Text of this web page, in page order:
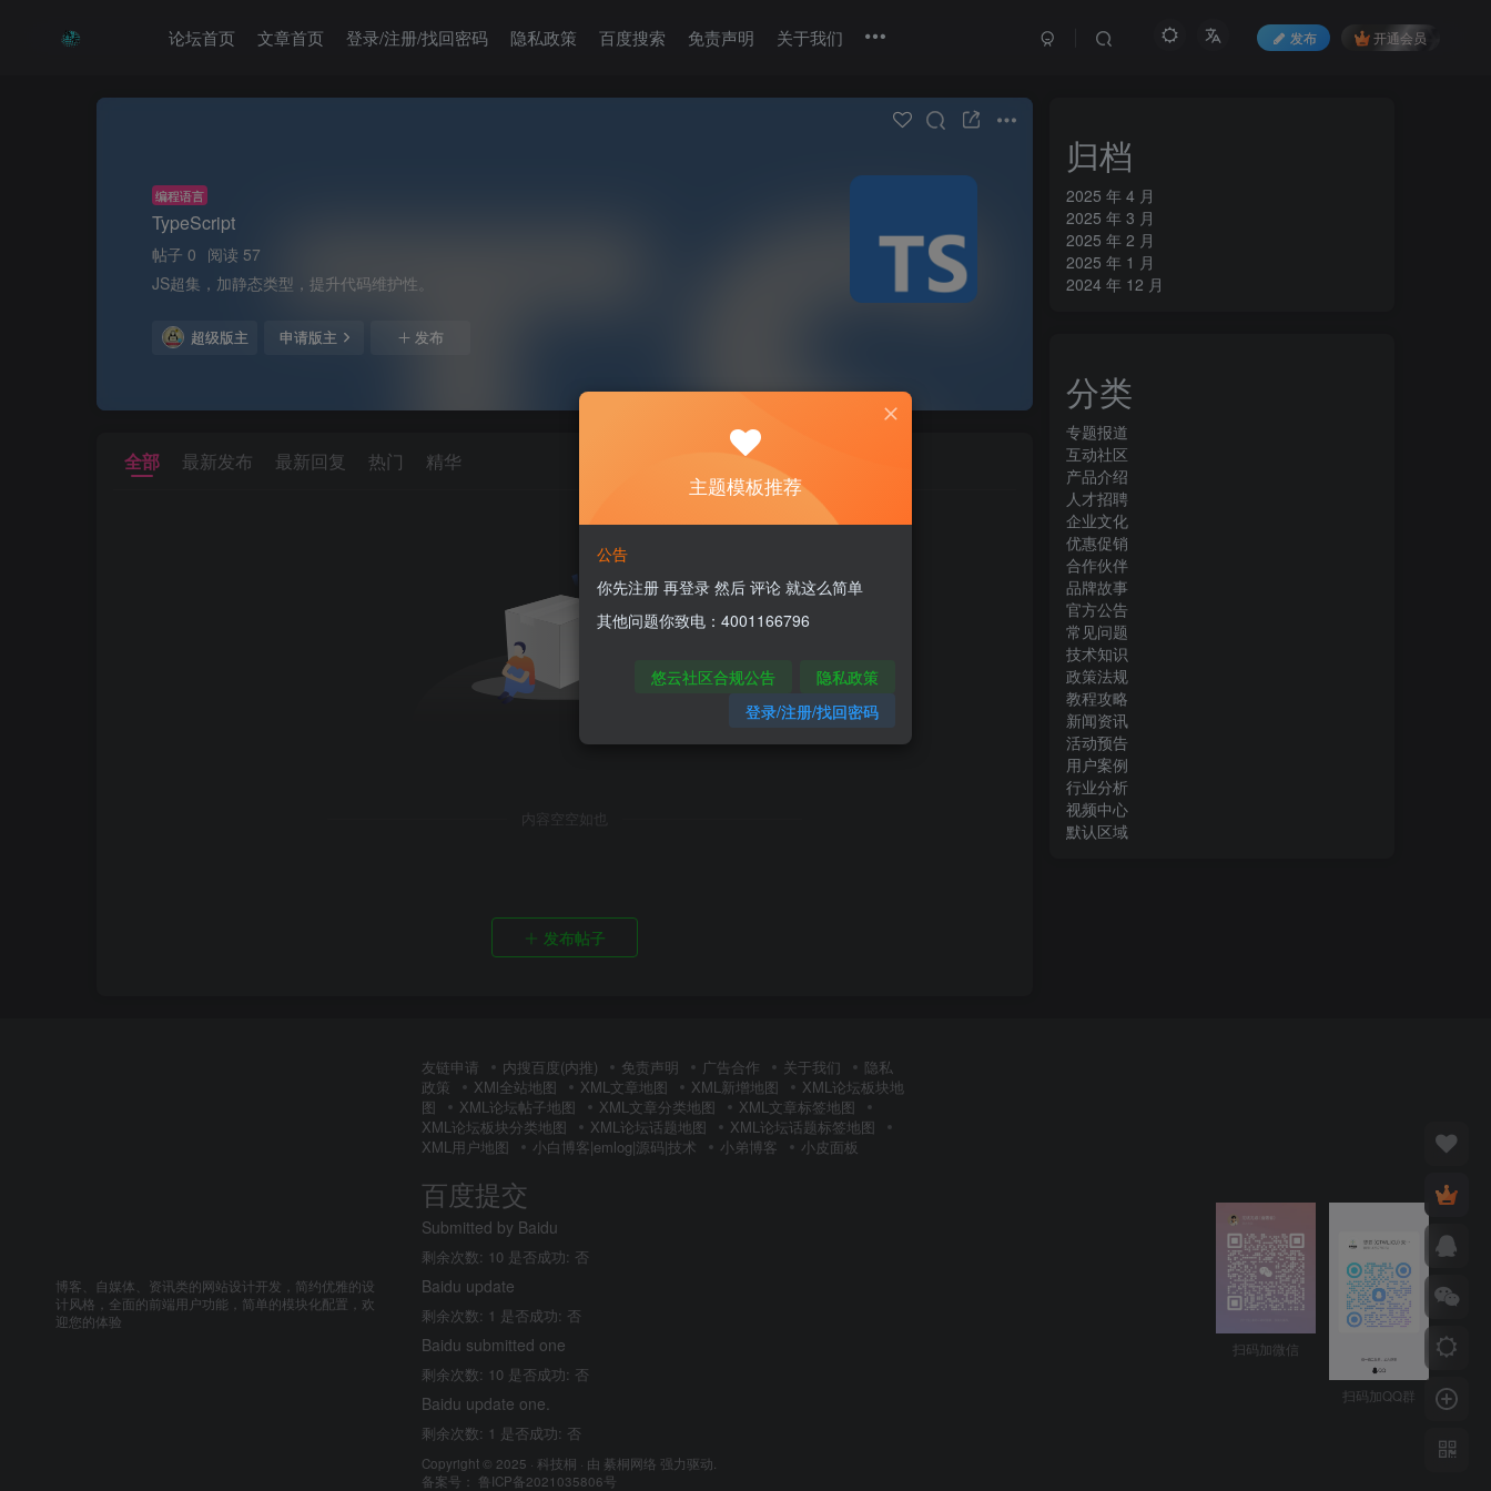
论坛首页 文章首页 登录/注册/找回密码 隐私政策 百度搜索 免责声明 关于我们 发布 开通会员
编程语言
TypeScript
帖子 0 阅读 57
JS超集，加静态类型，提升代码维护性。
超级版主 申请版主 发布
全部 最新发布 最新回复 热门 精华
内容空空如也
发布帖子
归档
2025 年 4 月
2025 年 3 月
2025 年 2 月
2025 年 1 月
2024 年 12 月
分类
专题报道
互动社区
产品介绍
人才招聘
企业文化
优惠促销
合作伙伴
品牌故事
官方公告
常见问题
技术知识
政策法规
教程攻略
新闻资讯
活动预告
用户案例
行业分析
视频中心
默认区域
博客、自媒体、资讯类的网站设计开发，简约优雅的设
计风格，全面的前端用户功能，简单的模块化配置，欢
迎您的体验
友链申请 内搜百度(内推) 免责声明 广告合作 关于我们
隐私
政策
XMl全站地图 XML文章地图 XML新增地图
XML论坛板块地
图
XML论坛帖子地图 XML文章分类地图
XML文章标签地图
XML论坛板块分类地图
XML论坛话题地图
XML论坛话题标签地图
XML用户地图
小白博客|emlog|源码|技术 小弟博客 小皮面板
百度提交
Submitted by Baidu
剩余次数: 10 是否成功: 否
Baidu update
剩余次数: 1 是否成功: 否
Baidu submitted one
剩余次数: 10 是否成功: 否
Baidu update one.
剩余次数: 1 是否成功: 否
Copyright © 2025 · 科技桐 · 由 綦桐网络 强力驱动.
备案号： 鲁ICP备2021035806号
扫码加微信
扫码加QQ群
主题模板推荐
公告
你先注册 再登录 然后 评论 就这么简单
其他问题你致电：4001166796
悠云社区合规公告
隐私政策
登录/注册/找回密码